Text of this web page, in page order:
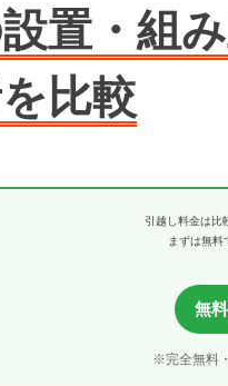
置・組
比較
引越し料金は比
まずは無料
無
※完全無料